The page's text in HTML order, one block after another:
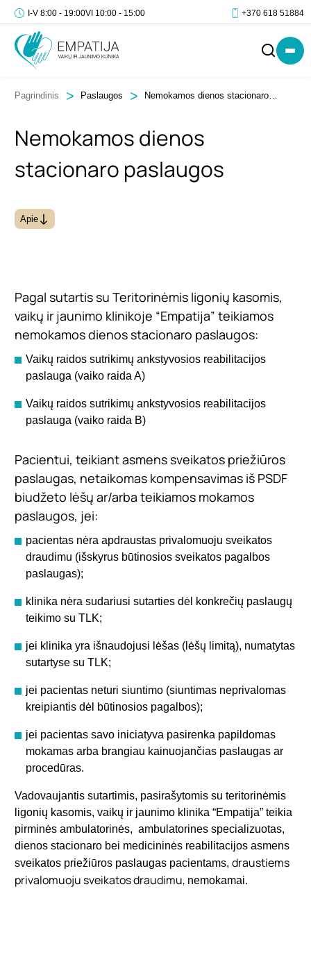
I-V 8:00 - 19:00VI 10:00 - 15:00 +370 618 51884
Pagrindinis Paslaugos
Nemokamos dienos stacionaro
Nemokamos dienos
stacionaro paslaugos
Apie
Pagal sutartis su Teritorinėmis ligonių kasomis,
vaikų ir jaunimo klinikoje “Empatija” teikiamos
nemokamos dienos stacionaro paslaugos:
Vaikų raidos sutrikimų ankstyvosios reabilitacijos
paslauga (vaiko raida A)
Vaikų raidos sutrikimų ankstyvosios reabilitacijos
paslauga (vaiko raida B)
Pacientui, teikiant asmens sveikatos priežiūros
paslaugas, netaikomas kompensavimas iš PSDF
biudžeto lėšų ar/arba teikiamos mokamos
paslaugos, jei:
pacientas nėra apdraustas privalomuoju sveikatos
draudimu (išskyrus būtinosios sveikatos pagalbos
paslaugas);
klinika nėra sudariusi sutarties dėl konkrečių paslaugų
teikimo su TLK;
jei klinika yra išnaudojusi lėšas (lėšų limitą), numatytas
sutartyse su TLK;
jei pacientas neturi siuntimo (siuntimas neprivalomas
kreipiantis dėl būtinosios pagalbos);
jei pacientas savo iniciatyva pasirenka papildomas
mokamas arba brangiau kainuojančias paslaugas ar
procedūras.
Vadovaujantis sutartimis, pasirašytomis su teritorinėmis
ligonių kasomis, vaikų ir jaunimo klinika “Empatija” teikia
pirminės ambulatorinės, ambulatorines specializuotas,
dienos stacionaro bei medicininės reabilitacijos asmens
sveikatos priežiūros paslaugas pacientams, draustiems
privalomuoju sveikatos draudimu, nemokamai.